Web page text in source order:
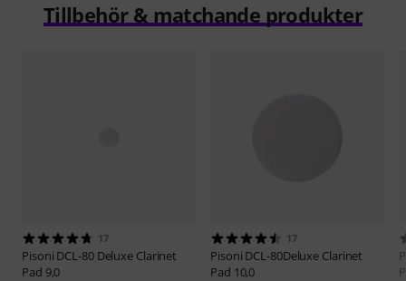
Tillbehör & matchande produkter
17
Pisoni DCL-80 Deluxe Clarinet
Pad 9,0
17
Pisoni DCL-80Deluxe Clarinet
Pad 10,0